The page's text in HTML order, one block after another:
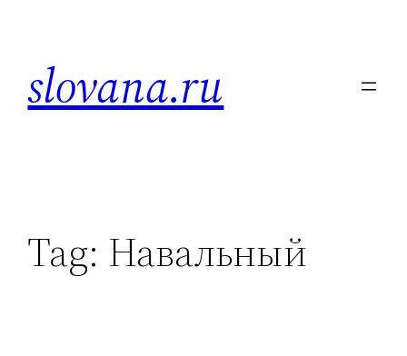
content
slovana.ru
Tag: Навальный